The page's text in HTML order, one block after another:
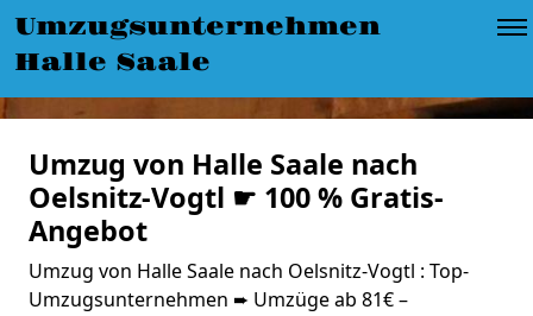
Umzugsunternehmen
Halle Saale
Umzug von Halle Saale nach
Oelsnitz-Vogtl ☛ 100 % Gratis-
Angebot
Umzug von Halle Saale nach Oelsnitz-Vogtl : Top-
Umzugsunternehmen ➨ Umzüge ab 81€ –